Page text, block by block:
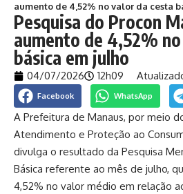
aumento de 4,52% no valor da cesta
Pesquisa do Procon
aumento de 4,52%
básica em julho
04/07/2026 12h09
Facebook WhatsApp
A Prefeitura de Manaus, por meio
Atendimento e Proteção ao
divulga o resultado da Pesquisa
Básica referente ao mês de julho,
4,52% no valor médio em relação